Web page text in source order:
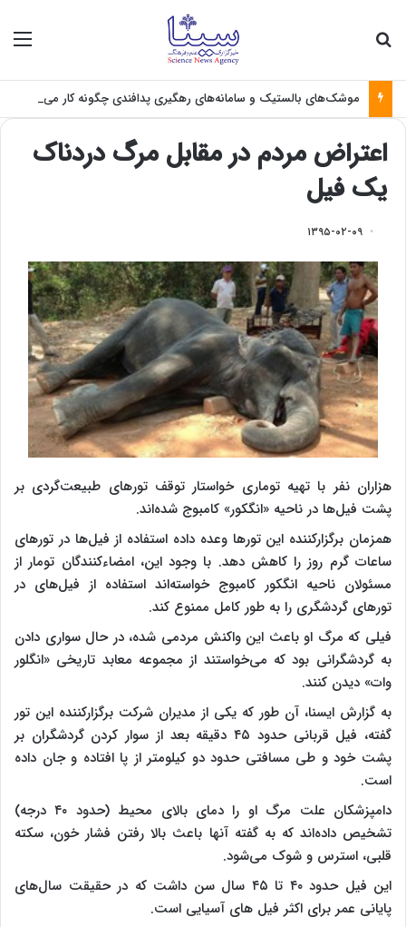
موشک‌های بالستیک و سامانه‌های رهگیری پدافندی چگونه کار می کنند؟
اعتراض مردم در مقابل مرگ دردناک
یک فیل
۱۳۹۵-۰۲-۰۹
هزاران نفر با تهیه توماری خواستار توقف تورهای طبیعت‌گردی بر
پشت فیل‌ها در ناحیه «انگکور» کامبوج شده‌اند.
همزمان برگزار‌کننده این تورها وعده داده استفاده از فیل‌ها در تورهای
ساعات گرم روز را کاهش دهد. با وجود این، امضاء‌کنندگان تومار از
مسئولان ناحیه انگکور کامبوج خواسته‌اند استفاده از فیل‌های در
تورهای گردشگری را به طور کامل ممنوع کند.
فیلی که مرگ او باعث این واکنش مردمی شده، در حال سواری دادن
به گردشگرانی بود که می‌خواستند از مجموعه معابد تاریخی «انگلور
وات» دیدن کنند.
به گزارش ایسنا، آن طور که یکی از مدیران شرکت برگزارکننده این تور
گفته، فیل قربانی حدود ۴۵ دقیقه بعد از سوار کردن گردشگران بر
پشت خود و طی مسافتی حدود دو کیلومتر از پا افتاده و جان داده
است.
دامپزشکان علت مرگ او را دمای بالای محیط (حدود ۴۰ درجه)
تشخیص داده‌اند که به گفته آنها باعث بالا رفتن فشار خون، سکته
قلبی، استرس و شوک می‌شود.
این فیل حدود ۴۰ تا ۴۵ سال سن داشت که در حقیقت سال‌های
پایانی عمر برای اکثر فیل های آسیایی است.